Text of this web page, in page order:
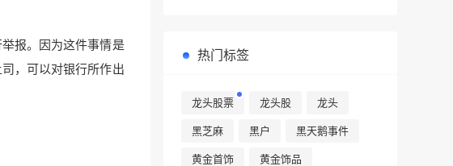
报。因为这件事情是
，可以对银行所作出
热门标签
龙头股票 龙头股 龙头
黑芝麻 黑户 黑天鹅事件
黄金首饰 黄金饰品